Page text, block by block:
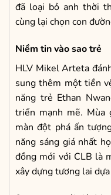
đã loại bỏ anh thời
cùng lại chọn con
Niềm tin vào sao trẻ
HLV Mikel Arteta
sung thêm một tiền
năng trẻ Ethan
triển mạnh mẽ. Mùa
màn đột phá ấn
năng sáng giá nhất
đồng mới với CLB là
xây dựng tương lai